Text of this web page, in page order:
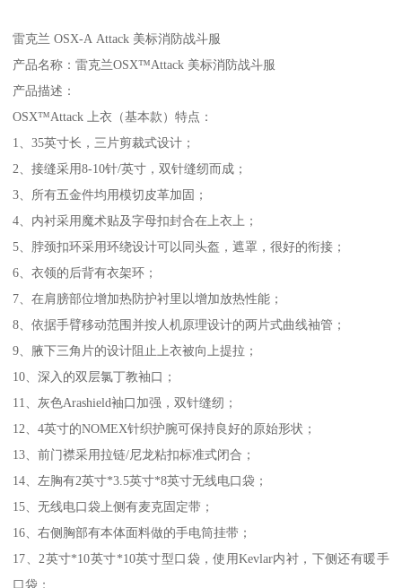
雷克兰 OSX-A Attack 美标消防战斗服
产品名称：雷克兰OSX™Attack 美标消防战斗服
产品描述：
OSX™Attack 上衣（基本款）特点：
1、35英寸长，三片剪裁式设计；
2、接缝采用8-10针/英寸，双针缝纫而成；
3、所有五金件均用模切皮革加固；
4、内衬采用魔术贴及字母扣封合在上衣上；
5、脖颈扣环采用环绕设计可以同头盔，遮罩，很好的衔接；
6、衣领的后背有衣架环；
7、在肩膀部位增加热防护衬里以增加放热性能；
8、依据手臂移动范围并按人机原理设计的两片式曲线袖管；
9、腋下三角片的设计阻止上衣被向上提拉；
10、深入的双层氯丁教袖口；
11、灰色Arashield袖口加强，双针缝纫；
12、4英寸的NOMEX针织护腕可保持良好的原始形状；
13、前门襟采用拉链/尼龙粘扣标准式闭合；
14、左胸有2英寸*3.5英寸*8英寸无线电口袋；
15、无线电口袋上侧有麦克固定带；
16、右侧胸部有本体面料做的手电筒挂带；
17、2英寸*10英寸*10英寸型口袋，使用Kevlar内衬，下侧还有暖手
口袋；